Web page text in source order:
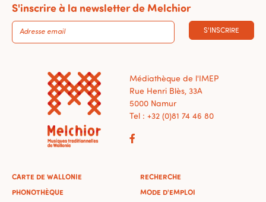
S'inscrire à la newsletter de Melchior
S'INSCRIRE
Médiathèque de l'IMEP
Rue Henri Blès, 33A
5000 Namur
Tel : +32 (0)81 74 46 80
CARTE DE WALLONIE
PHONOTHÈQUE
RECHERCHE
MODE D'EMPLOI